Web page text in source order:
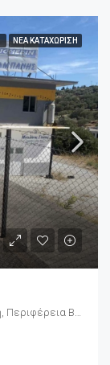
ΝΈΑ ΚΑΤΑΧΏΡΙΣΗ